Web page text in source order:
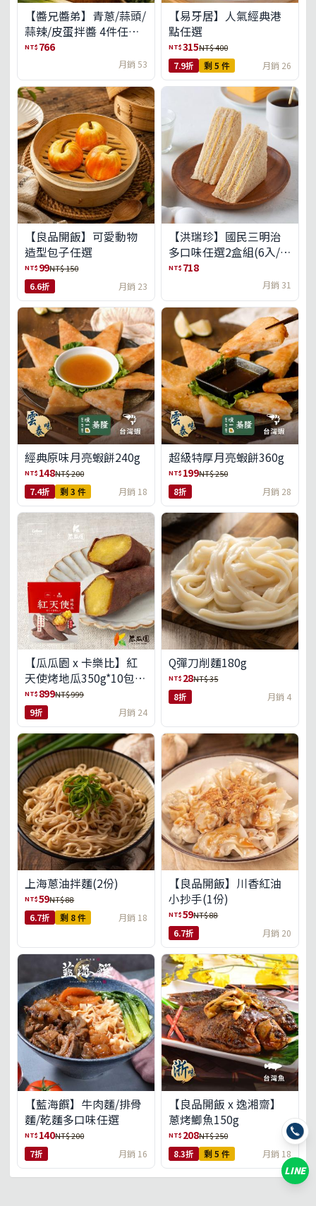
【醬兄醬弟】青蔥/蒜頭/
蒜辣/皮蛋拌醬 4件任選
(免運組)
NT$ 766
月銷 53
【易牙居】人氣經典港
點任選
NT$315NT$ 400
7.9折 剩 5 件 月銷 26
【良品開飯】可愛動物
造型包子任選
NT$ 99NT$ 150
6.6折 月銷 23
【洪瑞珍】國民三明治
多口味任選2盒組(6入/
盒)(免運)
NT$ 718
月銷 31
經典原味月亮蝦餅240g
NT$ 148NT$ 200
7.4折 剩 3 件 月銷 18
超級特厚月亮蝦餅360g
NT$ 199NT$ 250
8折 月銷 28
【瓜瓜園 x 卡樂比】紅
天使烤地瓜350g*10包
(免運組)
NT$ 899NT$ 999
9折 月銷 24
Q彈刀削麵180g
NT$ 28NT$ 35
8折 月銷 4
上海蔥油拌麵(2份)
NT$59NT$ 88
6.7折 剩 8 件 月銷 18
【良品開飯】川香紅油
小抄手(1份)
NT$59NT$ 88
6.7折 月銷 20
【藍海饌】牛肉麵/排骨
麵/乾麵多口味任選
NT$ 140NT$ 200
7折 月銷 16
【良品開飯 x 逸湘齋】
蔥烤鯽魚150g
NT$ 208NT$ 250
8.3折 剩 5 件 月銷 18
LINE